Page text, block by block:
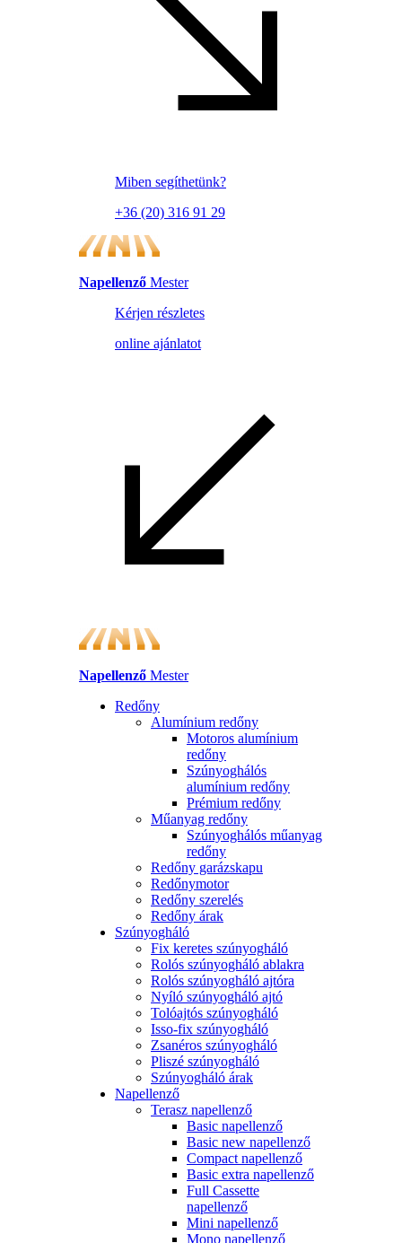
Miben segíthetünk?
+36 (20) 316 91 29
Napellenző Mester
Kérjen részletes
online ajánlatot
Napellenző Mester
Redőny
Alumínium redőny
Motoros alumínium
redőny
Szúnyoghálós
alumínium redőny
Prémium redőny
Műanyag redőny
Szúnyoghálós műanyag
redőny
Redőny garázskapu
Redőnymotor
Redőny szerelés
Redőny árak
Szúnyogháló
Fix keretes szúnyogháló
Rolós szúnyogháló ablakra
Rolós szúnyogháló ajtóra
Nyíló szúnyogháló ajtó
Tolóajtós szúnyogháló
Isso-fix szúnyogháló
Zsanéros szúnyogháló
Pliszé szúnyogháló
Szúnyogháló árak
Napellenző
Terasz napellenző
Basic napellenző
Basic new napellenző
Compact napellenző
Basic extra napellenző
Full Cassette
napellenző
Mini napellenző
Mono napellenző